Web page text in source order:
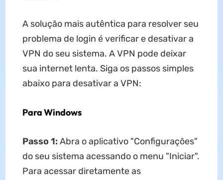
A solução mais autêntica para resolver seu
problema de login é verificar e desativar a
VPN do seu sistema. A VPN pode deixar
sua internet lenta. Siga os passos simples
abaixo para desativar a VPN:
Para Windows
Passo 1: Abra o aplicativo "Configurações"
do seu sistema acessando o menu "Iniciar".
Para acessar diretamente as